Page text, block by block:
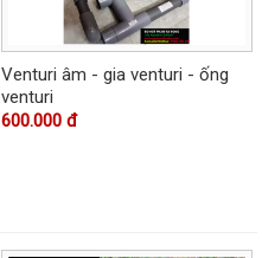
Venturi âm - gia venturi - ống
venturi
600.000 đ